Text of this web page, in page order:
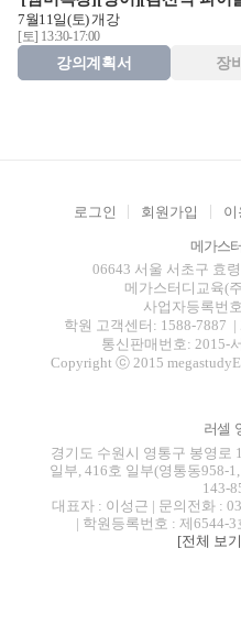
7월11일(토) 개강
[토] 13:30-17:00
강의계획서 장
로그인 회원가입
메가스
06643 서울 서초구 효
메가스터디교육(
사업자등록번
학원 고객센터: 1588-7887 |
통신판매번호: 2015-
Copyright ⓒ 2015
러셀
경기도 수원시 영통구 봉영로
일부, 416호 일부(영통동958-
143-
대표자 : 이성근 | 문의전화 :
| 학원등록번호 : 제6544-
[전체 보기